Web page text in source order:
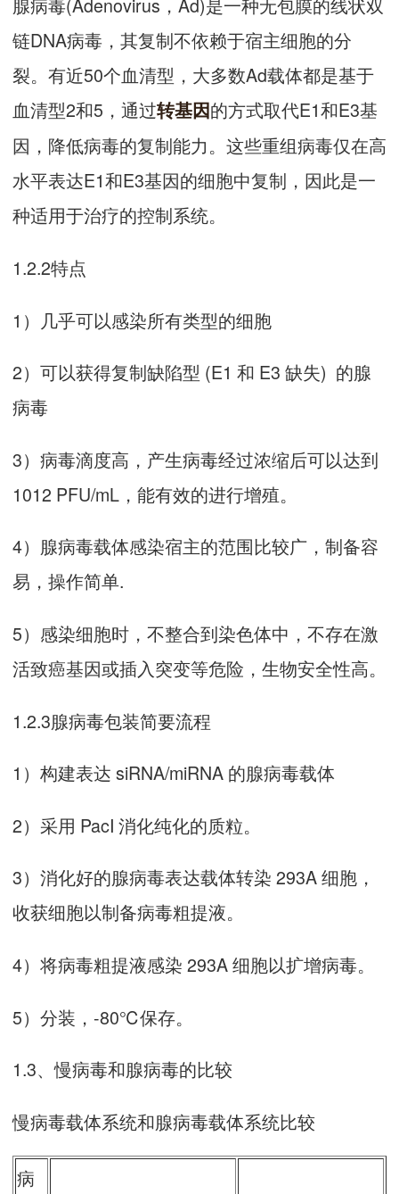
腺病毒(Adenovirus，Ad)是一种无包膜的线状双
链DNA病毒，其复制不依赖于宿主细胞的分
裂。有近50个血清型，大多数Ad载体都是基于
血清型2和5，通过转基因的方式取代E1和E3基
因，降低病毒的复制能力。这些重组病毒仅在高
水平表达E1和E3基因的细胞中复制，因此是一
种适用于治疗的控制系统。
1.2.2特点
1）几乎可以感染所有类型的细胞
2）可以获得复制缺陷型 (E1 和 E3 缺失) 的腺
病毒
3）病毒滴度高，产生病毒经过浓缩后可以达到
1012 PFU/mL，能有效的进行增殖。
4）腺病毒载体感染宿主的范围比较广，制备容
易，操作简单.
5）感染细胞时，不整合到染色体中，不存在激
活致癌基因或插入突变等危险，生物安全性高。
1.2.3腺病毒包装简要流程
1）构建表达 siRNA/miRNA 的腺病毒载体
2）采用 PacI 消化纯化的质粒。
3）消化好的腺病毒表达载体转染 293A 细胞，
收获细胞以制备病毒粗提液。
4）将病毒粗提液感染 293A 细胞以扩增病毒。
5）分装，-80℃保存。
1.3、慢病毒和腺病毒的比较
慢病毒载体系统和腺病毒载体系统比较
病